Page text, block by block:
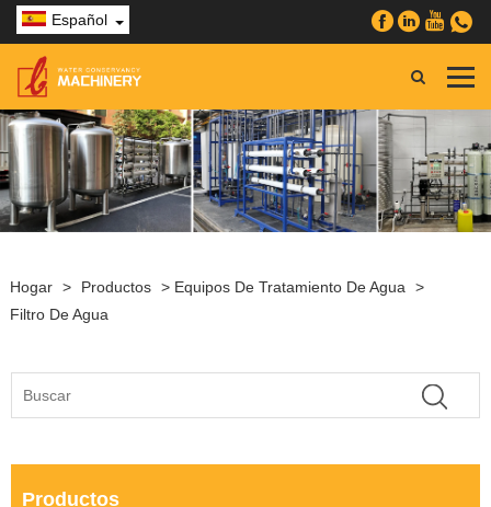
Español
Hogar > Productos > Equipos De Tratamiento De Agua
>
Filtro De Agua
Productos